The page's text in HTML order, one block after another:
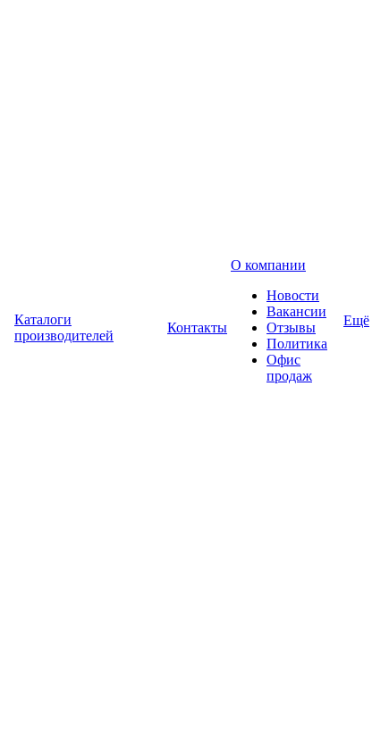
Каталоги
производителей
Контакты
О компании
Новости
Вакансии
Отзывы
Политика
Офис
продаж
Ещё